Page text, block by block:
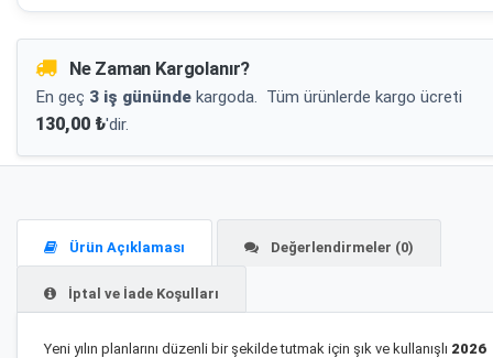
Ne Zaman Kargolanır?
En geç 3 iş gününde kargoda. Tüm ürünlerde kargo ücreti
130,00 ₺'dir.
Ürün Açıklaması Değerlendirmeler (0)
İptal ve İade Koşulları
Yeni yılın planlarını düzenli bir şekilde tutmak için şık ve kullanışlı 2026